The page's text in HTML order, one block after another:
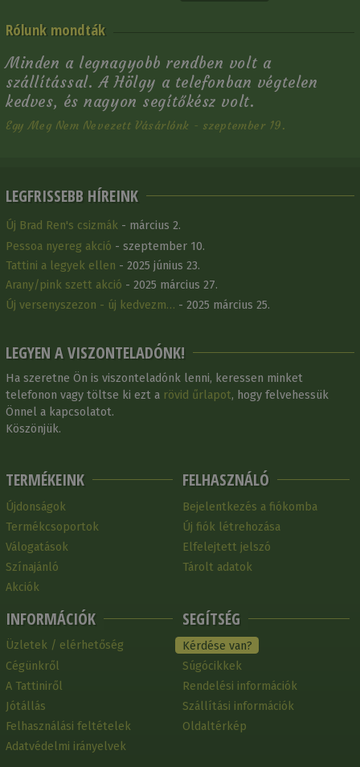
Rólunk mondták
Minden a legnagyobb rendben volt a
szállítással. A Hölgy a telefonban végtelen
kedves, és nagyon segítőkész volt.
Egy Meg Nem Nevezett Vásárlónk - szeptember 19.
LEGFRISSEBB HÍREINK
Új Brad Ren's csizmák - március 2.
Pessoa nyereg akció - szeptember 10.
Tattini a legyek ellen - 2025 június 23.
Arany/pink szett akció - 2025 március 27.
Új versenyszezon - új kedvezm… - 2025 március 25.
LEGYEN A VISZONTELADÓNK!
Ha szeretne Ön is viszonteladónk lenni, keressen minket
telefonon vagy töltse ki ezt a rövid űrlapot, hogy felvehessük
Önnel a kapcsolatot.
Köszönjük.
TERMÉKEINK
Újdonságok
Termékcsoportok
Válogatások
Színajánló
Akciók
INFORMÁCIÓK
Üzletek / elérhetőség
Cégünkről
A Tattiniről
Jótállás
Felhasználási feltételek
Adatvédelmi irányelvek
FELHASZNÁLÓ
Bejelentkezés a fiókomba
Új fiók létrehozása
Elfelejtett jelszó
Tárolt adatok
SEGÍTSÉG
Kérdése van?
Súgócikkek
Rendelési információk
Szállítási információk
Oldaltérkép